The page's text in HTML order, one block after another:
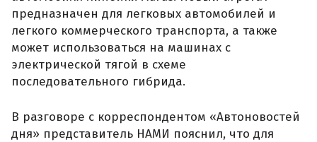
предназначен для легковых автомобилей и
легкого коммерческого транспорта, а также
может использоваться на машинах с
электрической тягой в схеме
последовательного гибрида.
В разговоре с корреспондентом «Автоновостей
дня» представитель НАМИ пояснил, что для